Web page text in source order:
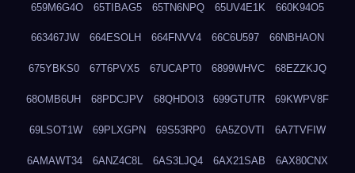
659M6G4O 65TIBAG5 65TN6NPQ 65UV4E1K 660K94O5
663467JW 664ESOLH 664FNVV4 66C6U597 66NBHAON
675YBKS0 67T6PVX5 67UCAPT0 6899WHVC 68EZZKJQ
68OMB6UH 68PDCJPV 68QHDOI3 699GTUTR 69KWPV8F
69LSOT1W 69PLXGPN 69S53RP0 6A5ZOVTI 6A7TVFIW
6AMAWT34 6ANZ4C8L 6AS3LJQ4 6AX21SAB 6AX80CNX